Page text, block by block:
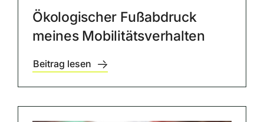
Ökologischer Fußabdruck
meines Mobilitätsverhalten
Beitrag lesen